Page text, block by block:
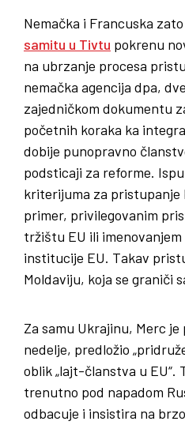
Nemačka i Francuska
samitu u Tivtu pokrenu
na ubrzanje procesa
nemačka agencija dpa,
zajedničkom dokumentu
početnih koraka ka
dobije punopravno
podsticaji za reforme.
kriterijuma za pristupanje
primer, privilegovanim
tržištu EU ili
institucije EU. Takav
Moldaviju, koja se graniči
Za samu Ukrajinu, Merc
nedelje, predložio
oblik „lajt-članstva u EU“.
trenutno pod napadom
odbacuje i insistira na